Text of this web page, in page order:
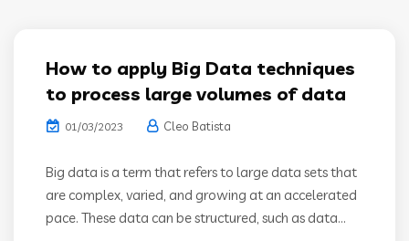
How to apply Big Data techniques
to process large volumes of data
01/03/2023 Cleo Batista
Big data is a term that refers to large data sets that
are complex, varied, and growing at an accelerated
pace. These data can be structured, such as data...